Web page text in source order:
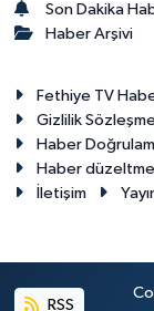
Son Dakika
Haber Arşivi
Fethiye TV
Gizlilik
Haber
Haber
İletişim
RSS